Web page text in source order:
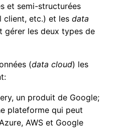
et semi-structurées
client, etc.) et les data
gérer les deux types de
(data cloud) les
un produit de Google;
plateforme qui peut
AWS et Google